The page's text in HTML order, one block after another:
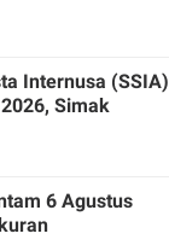
Internusa (SSIA)
Simak
6 Agustus